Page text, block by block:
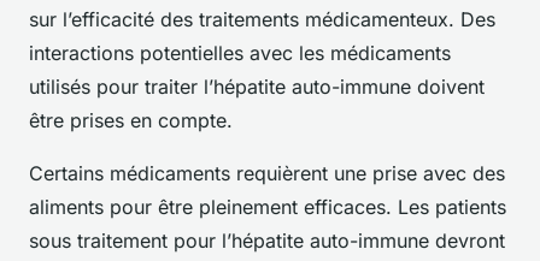
sur l’efficacité des traitements médicamenteux. Des
interactions potentielles avec les médicaments
utilisés pour traiter l’hépatite auto-immune doivent
être prises en compte.
Certains médicaments requièrent une prise avec des
aliments pour être pleinement efficaces. Les patients
sous traitement pour l’hépatite auto-immune devront